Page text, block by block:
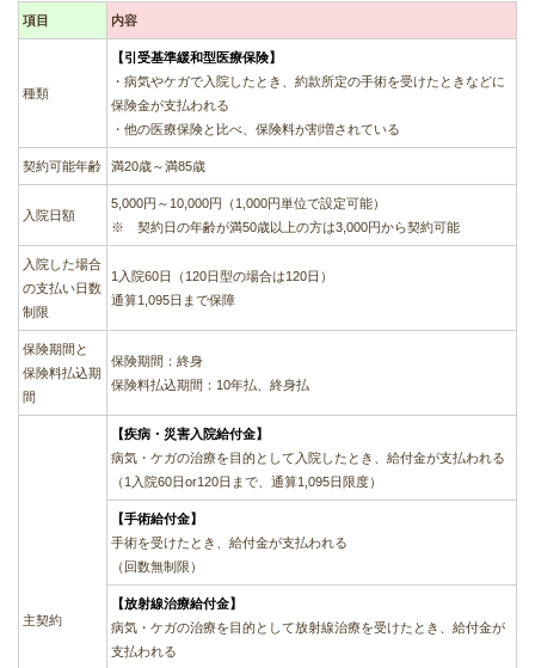
項目 内容
種類
【引受基準緩和型医療保険】
・病気やケガで入院したとき、約款所定の手術を受けたときなどに
保険金が支払われる
・他の医療保険と比べ、保険料が割増されている
契約可能年齢 満20歳～満85歳
入院日額
5,000円～10,000円（1,000円単位で設定可能）
※ 契約日の年齢が満50歳以上の方は3,000円から契約可能
入院した場合
の支払い日数
制限
1入院60日（120日型の場合は120日）
通算1,095日まで保障
保険期間と
保険料払込期
間
保険期間：終身
保険料払込期間：10年払、終身払
主契約
【疾病・災害入院給付金】
病気・ケガの治療を目的として入院したとき、給付金が支払われる
（1入院60日or120日まで、通算1,095日限度）
【手術給付金】
手術を受けたとき、給付金が支払われる
（回数無制限）
【放射線治療給付金】
病気・ケガの治療を目的として放射線治療を受けたとき、給付金が
支払われる